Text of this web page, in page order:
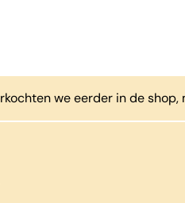
we eerder in de